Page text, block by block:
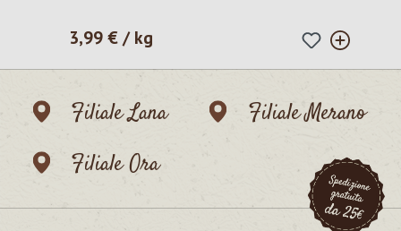
Prezzo normale:
3,99 € / kg
Filiale Lana
Filiale Merano
Filiale Ora